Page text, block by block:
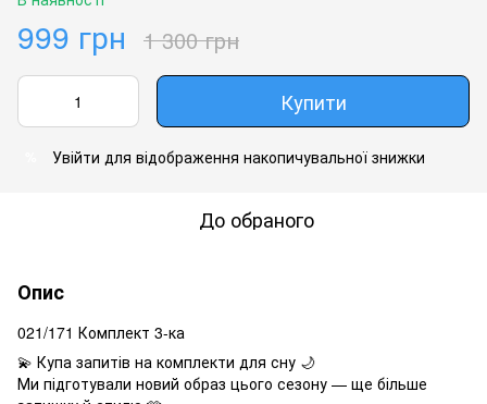
999 грн 1 300 грн
Купити
Увійти для відображення накопичувальної знижки
До обраного
Опис
021/171 Комплект 3-ка
💫 Купа запитів на комплекти для сну 🌙
Ми підготували новий образ цього сезону — ще більше